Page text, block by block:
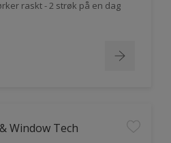
raskt - 2 strøk på en dag
Window Tech